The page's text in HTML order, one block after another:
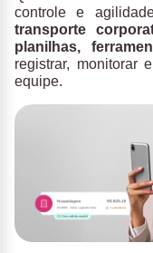
controle e
transporte
planilhas,
registrar, monitorar
equipe.